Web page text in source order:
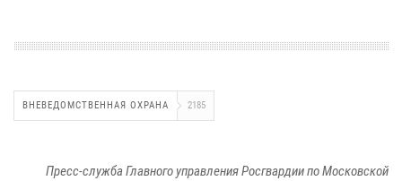
ВНЕВЕДОМСТВЕННАЯ ОХРАНА 2185
Пресс-служба Главного управления Росгвардии по Московской